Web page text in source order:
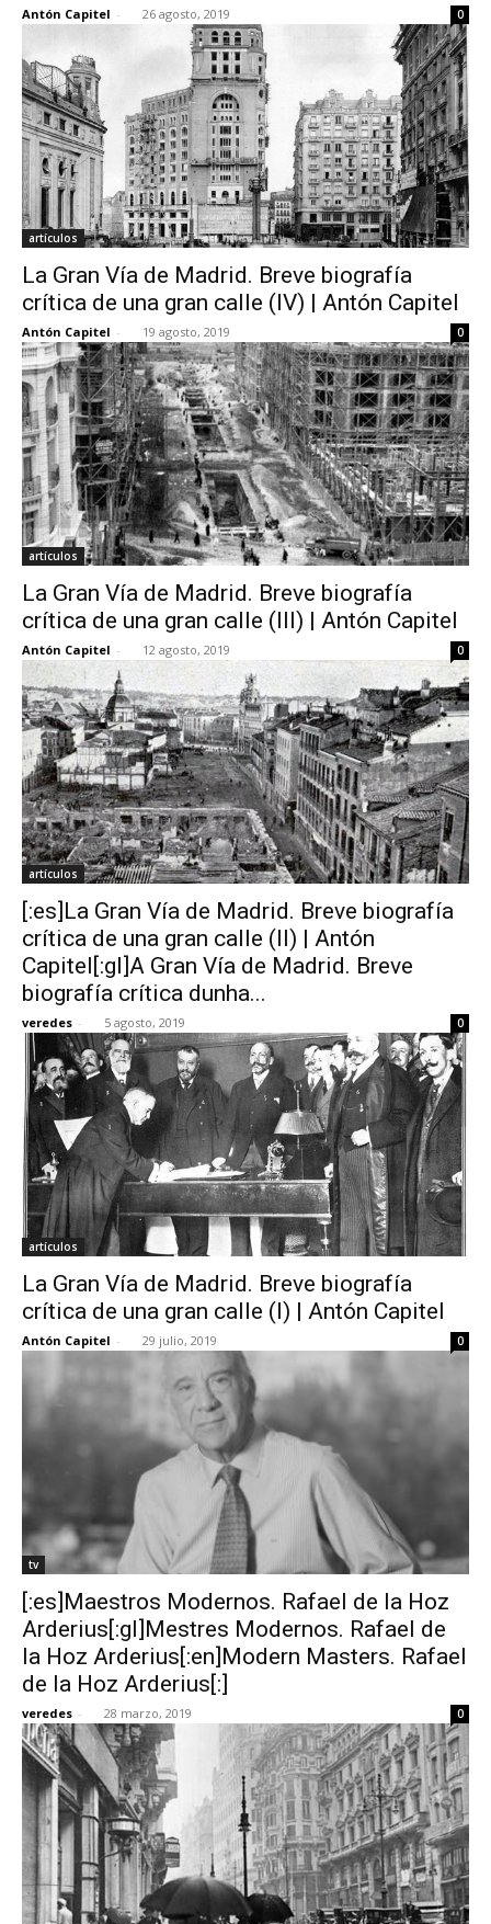
Antón Capitel - 26 agosto, 2019 0
artículos
La Gran Vía de Madrid. Breve biografía
crítica de una gran calle (IV) | Antón Capitel
Antón Capitel - 19 agosto, 2019 0
artículos
La Gran Vía de Madrid. Breve biografía
crítica de una gran calle (III) | Antón Capitel
Antón Capitel - 12 agosto, 2019 0
artículos
[:es]La Gran Vía de Madrid. Breve biografía
crítica de una gran calle (II) | Antón
Capitel[:gl]A Gran Vía de Madrid. Breve
biografía crítica dunha...
veredes - 5 agosto, 2019 0
artículos
La Gran Vía de Madrid. Breve biografía
crítica de una gran calle (I) | Antón Capitel
Antón Capitel - 29 julio, 2019 0
tv
[:es]Maestros Modernos. Rafael de la Hoz
Arderius[:gl]Mestres Modernos. Rafael de
la Hoz Arderius[:en]Modern Masters. Rafael
de la Hoz Arderius[:]
veredes - 28 marzo, 2019 0